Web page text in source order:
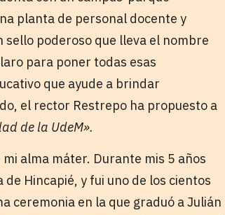
planta de personal docente y
poderoso que lleva el nombre
para poner todas esas
que ayude a brindar
el rector Restrepo ha propuesto a
de la UdeM».
alma máter. Durante mis 5 años
Hincapié, y fui uno de los cientos
ceremonia en la que graduó a Julián